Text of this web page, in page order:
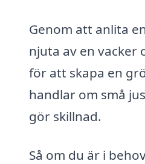
Genom att anlita
njuta av en vacker
för att skapa en
handlar om små
gör skillnad.
Så om du är i